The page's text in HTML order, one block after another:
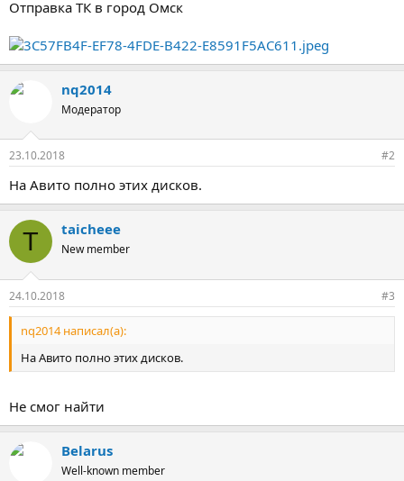
Отправка ТК в город Омск
nq2014
Модератор
23.10.2018 #2
На Авито полно этих дисков.
T taicheee
New member
24.10.2018 #3
nq2014 написал(а):
На Авито полно этих дисков.
Не смог найти
Belarus
Well-known member